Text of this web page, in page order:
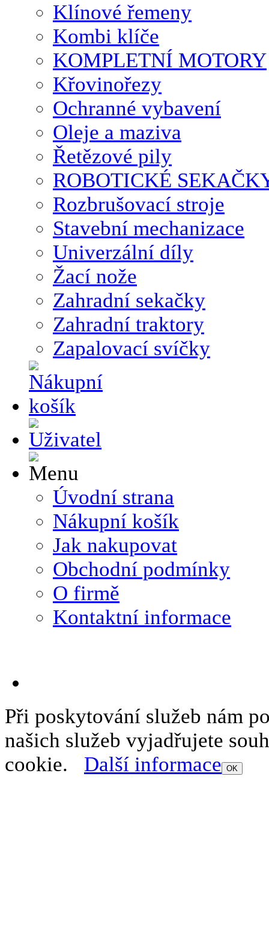
Klínové řemeny
Kombi klíče
KOMPLETNÍ MOTORY
Křovinořezy
Ochranné vybavení
Oleje a maziva
Řetězové pily
ROBOTICKÉ
Rozbrušovací stroje
Stavební mechanizace
Univerzální díly
Žací nože
Zahradní sekačky
Zahradní traktory
Zapalovací svíčky
Úvodní strana
Nákupní košík
Jak nakupovat
Obchodní podmínky
O firmě
Kontaktní informace
Při poskytování služeb nám
našich služeb vyjadřujete
cookie. Další informace